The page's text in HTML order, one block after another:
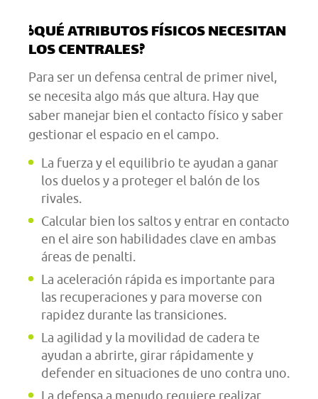
¿QUÉ ATRIBUTOS FÍSICOS NECESITAN
LOS CENTRALES?
Para ser un defensa central de primer nivel,
se necesita algo más que altura. Hay que
saber manejar bien el contacto físico y saber
gestionar el espacio en el campo.
La fuerza y el equilibrio te ayudan a ganar
los duelos y a proteger el balón de los
rivales.
Calcular bien los saltos y entrar en contacto
en el aire son habilidades clave en ambas
áreas de penalti.
La aceleración rápida es importante para
las recuperaciones y para moverse con
rapidez durante las transiciones.
La agilidad y la movilidad de cadera te
ayudan a abrirte, girar rápidamente y
defender en situaciones de uno contra uno.
La defensa a menudo requiere realizar